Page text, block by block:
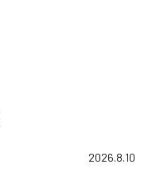
2026.8.10